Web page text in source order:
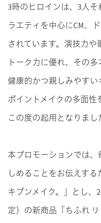
3時のヒロインは、3人
ラエティを中心にCM、
されています。演技力や
トーク力に優れ、その
健康的かつ親しみやす
ポイントメイクの多面性
この度の起用となりまし
本プロモーションでは
しめることをお伝えす
キブンメイク。」とし、
定）の新商品「ちふれ リ